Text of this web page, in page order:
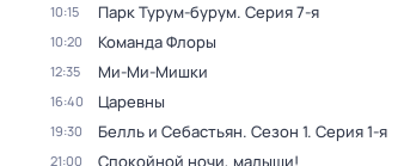
10:15 Парк Турум-бурум. Серия 7-я
10:20 Команда Флоры
12:35 Ми-Ми-Мишки
16:40 Царевны
19:30 Белль и Себастьян. Сезон 1. Серия 1-я
21:00 Спокойной ночи, малыши!